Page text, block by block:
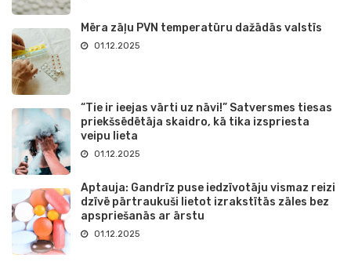
Mēra zāļu PVN temperatūru dažādās valstīs
01.12.2025
“Tie ir ieejas vārti uz nāvi!” Satversmes tiesas
priekšsēdētāja skaidro, kā tika izspriesta
veipu lieta
01.12.2025
Aptauja: Gandrīz puse iedzīvotāju vismaz reizi
dzīvē pārtraukuši lietot izrakstītās zāles bez
apspriešanās ar ārstu
01.12.2025